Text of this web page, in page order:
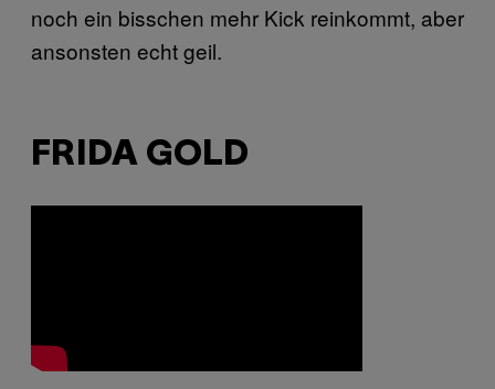
noch ein bisschen mehr Kick reinkommt, aber
ansonsten echt geil.
FRIDA GOLD